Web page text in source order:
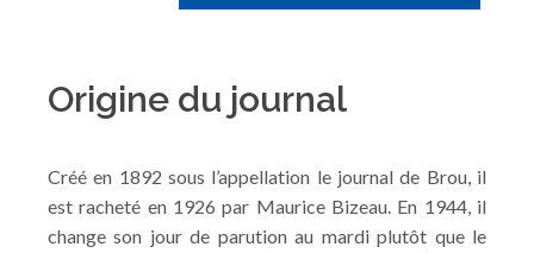
Origine du journal
Créé en 1892 sous l’appellation le journal de Brou, il
est racheté en 1926 par Maurice Bizeau. En 1944, il
change son jour de parution au mardi plutôt que le